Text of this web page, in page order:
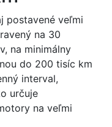
postavené veľmi
na 30
na minimálny
do 200 tisíc km
interval,
určuje
na veľmi